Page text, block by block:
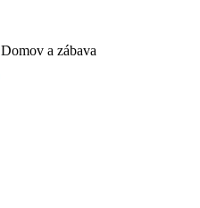
Domov a zábava